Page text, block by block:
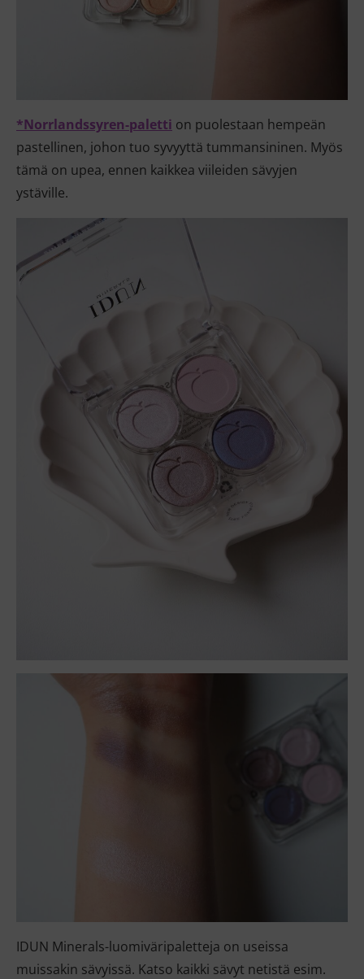
*Norrlandssyren-paletti on puolestaan hempeän
pastellinen, johon tuo syvyyttä tummansininen. Myös
tämä on upea, ennen kaikkea viileiden sävyjen
ystäville.
IDUN Minerals-luomiväripaletteja on useissa
muissakin sävyissä. Katso kaikki sävyt netistä esim.